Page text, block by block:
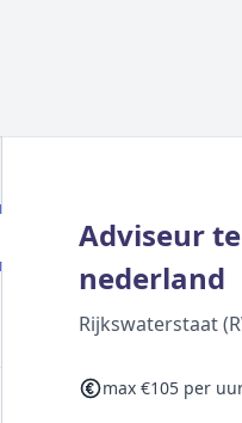
Adviseur
nederland
Rijkswaterstaat
max €105 per